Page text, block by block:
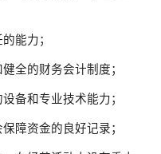
能力；
全的财务会计制度；
备和专业技术能力；
障资金的良好记录；